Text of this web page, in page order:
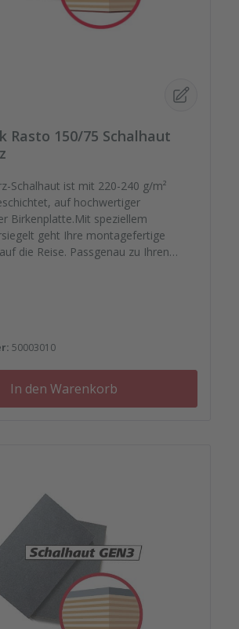
Rasto 150/75 Schalhaut
Schalhaut ist mit 220-240 g/m²
auf hochwertiger
Birkenplatte.Mit speziellem
geht Ihre montagefertige
die Reise. Passgenau zu Ihren
Kunststoffeinsätzen bis zu
50003010
In den Warenkorb